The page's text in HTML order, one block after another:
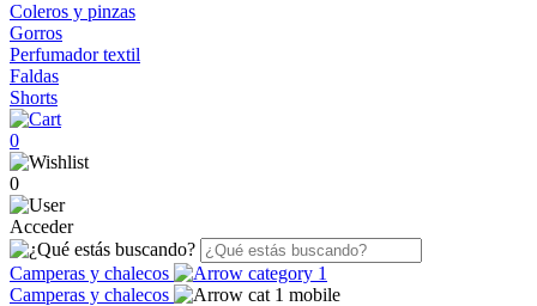
Coleros y pinzas
Gorros
Perfumador textil
Faldas
Shorts
0
0
Acceder
Camperas y chalecos
Camperas y chalecos